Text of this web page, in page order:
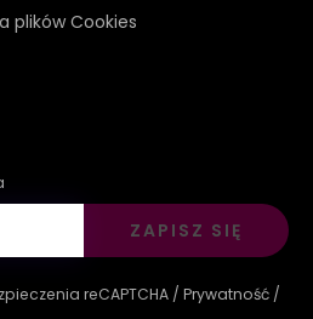
plików Cookies
ZAPISZ SIĘ
reCAPTCHA / Prywatność /